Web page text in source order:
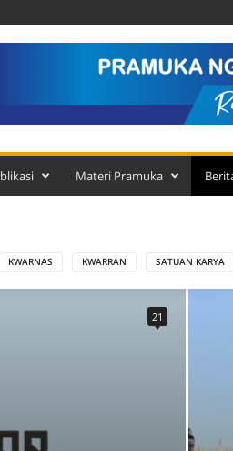
Materi Pramuka
KWARNAS KWARRAN SATUAN KARYA
21